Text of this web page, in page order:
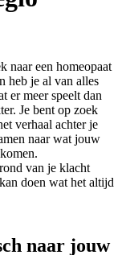
naar een homeopaat
heb je al van alles
er meer speelt dan
Je bent op zoek
verhaal achter je
naar wat jouw
van je klacht
doen wat het altijd
naar jouw